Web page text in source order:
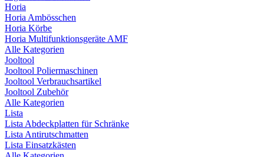
Horia
Horia Ambösschen
Horia Körbe
Horia Multifunktionsgeräte AMF
Alle Kategorien
Jooltool
Jooltool Poliermaschinen
Jooltool Verbrauchsartikel
Jooltool Zubehör
Alle Kategorien
Lista
Lista Abdeckplatten für Schränke
Lista Antirutschmatten
Lista Einsatzkästen